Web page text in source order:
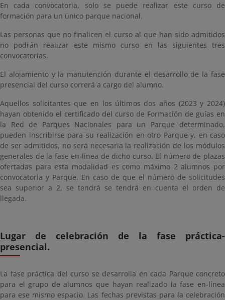
En cada convocatoria, solo se puede realizar este curso de
formación para un único parque nacional.
Las personas que no finalicen el curso al que han sido admitidos
no podrán realizar este mismo curso en las siguientes tres
convocatorias.
El alojamiento y la manutención durante el desarrollo de la fase
presencial del curso correrá a cargo del alumno.
Aquellos solicitantes que en los últimos dos años (2023 y 2024)
hayan obtenido el certificado del curso de Formación de guías en
la Red de Parques Nacionales para un Parque determinado,
pueden inscribirse para su realización en otro Parque y, en caso
de ser admitidos, no será necesaria la realización de los módulos
generales de la fase en-línea de dicho curso. El número de plazas
ofertadas para esta modalidad es como máximo 2 alumnos por
convocatoria y Parque. En caso de que el número de solicitudes
sea superior a 2, se tendrá se tendrá en cuenta el orden de
llegada.
Lugar de celebración de la fase práctica-
presencial.
La fase práctica del curso se desarrolla en cada Parque concreto
para el grupo de alumnos que hayan realizado la fase en-línea
para ese mismo espacio. Las fechas previstas para la celebración